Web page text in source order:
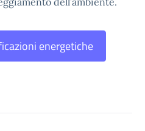
energetiche